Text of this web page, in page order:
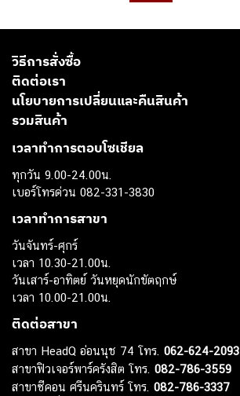
วิธีการสั่งซื้อ
ติดต่อเรา
นโยบายการเปลี่ยนและคืนสินค้า
รวมสินค้า
เวลาทำการตอบโซเชียล
ทุกวัน 9.00-24.00น.
เบอร์โทรด่วน 082-331-3830
เวลาทำการสาขา
วันจันทร์-ศุกร์
เวลา 10.30-21.00น.
วันเสาร์-อาทิตย์ วันหยุดนักขัตฤกษ์
เวลา 10.00-21.00น.
ติดต่อสาขา
สาขา HeadQ อ่อนนุช 74 โทร. 062-624-2093
สาขาฟิวเจอร์พาร์ครังสิต โทร. 082-786-3559
สาขาซีคอน ศรีนครินทร์ โทร. 082-786-3337